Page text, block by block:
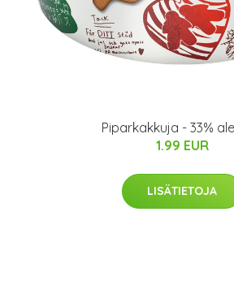
Piparkakkuja - 33%
1.99 EUR
LISÄTIETOJA